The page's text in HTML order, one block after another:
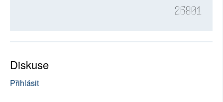
26801
Diskuse
Přihlásit